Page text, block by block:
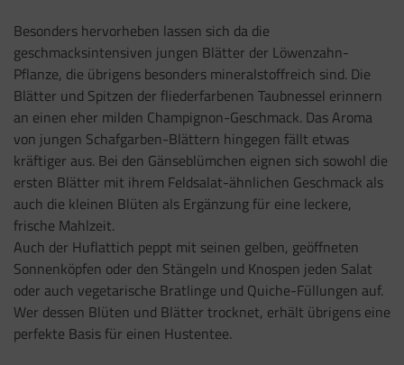
Besonders hervorheben lassen sich da die
geschmacksintensiven jungen Blätter der Löwenzahn-
Pflanze, die übrigens besonders mineralstoffreich sind. Die
Blätter und Spitzen der fliederfarbenen Taubnessel erinnern
an einen eher milden Champignon-Geschmack. Das Aroma
von jungen Schafgarben-Blättern hingegen fällt etwas
kräftiger aus. Bei den Gänseblümchen eignen sich sowohl die
ersten Blätter mit ihrem Feldsalat-ähnlichen Geschmack als
auch die kleinen Blüten als Ergänzung für eine leckere,
frische Mahlzeit.
Auch der Huflattich peppt mit seinen gelben, geöffneten
Sonnenköpfen oder den Stängeln und Knospen jeden Salat
oder auch vegetarische Bratlinge und Quiche-Füllungen auf.
Wer dessen Blüten und Blätter trocknet, erhält übrigens eine
perfekte Basis für einen Hustentee.